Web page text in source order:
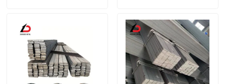
Produkte
Videos